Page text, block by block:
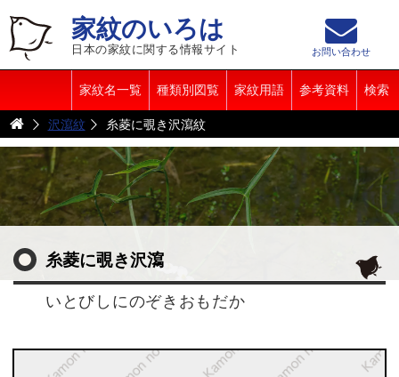
家紋のいろは
日本の家紋に関する情報サイト
家紋名一覧 種類別図覧 家紋用語 参考資料 検索
お問い合わせ
沢瀉紋 糸菱に覗き沢瀉紋
糸菱に覗き沢瀉
いとびしにのぞきおもだか